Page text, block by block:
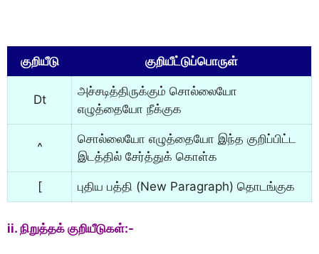
குறியீடு குறியீட்டுப்பொருள்
Dt
அச்சடித்திருக்கும் சொல்லையோ
எழுத்தையோ நீக்குக
^
சொல்லையோ எழுத்தையோ இந்த குறிப்பிட்ட
இடத்தில் சேர்த்துக் கொள்க
[ புதிய பத்தி (New Paragraph) தொடங்குக
ii. நிறுத்தக் குறியீடுகள்:-